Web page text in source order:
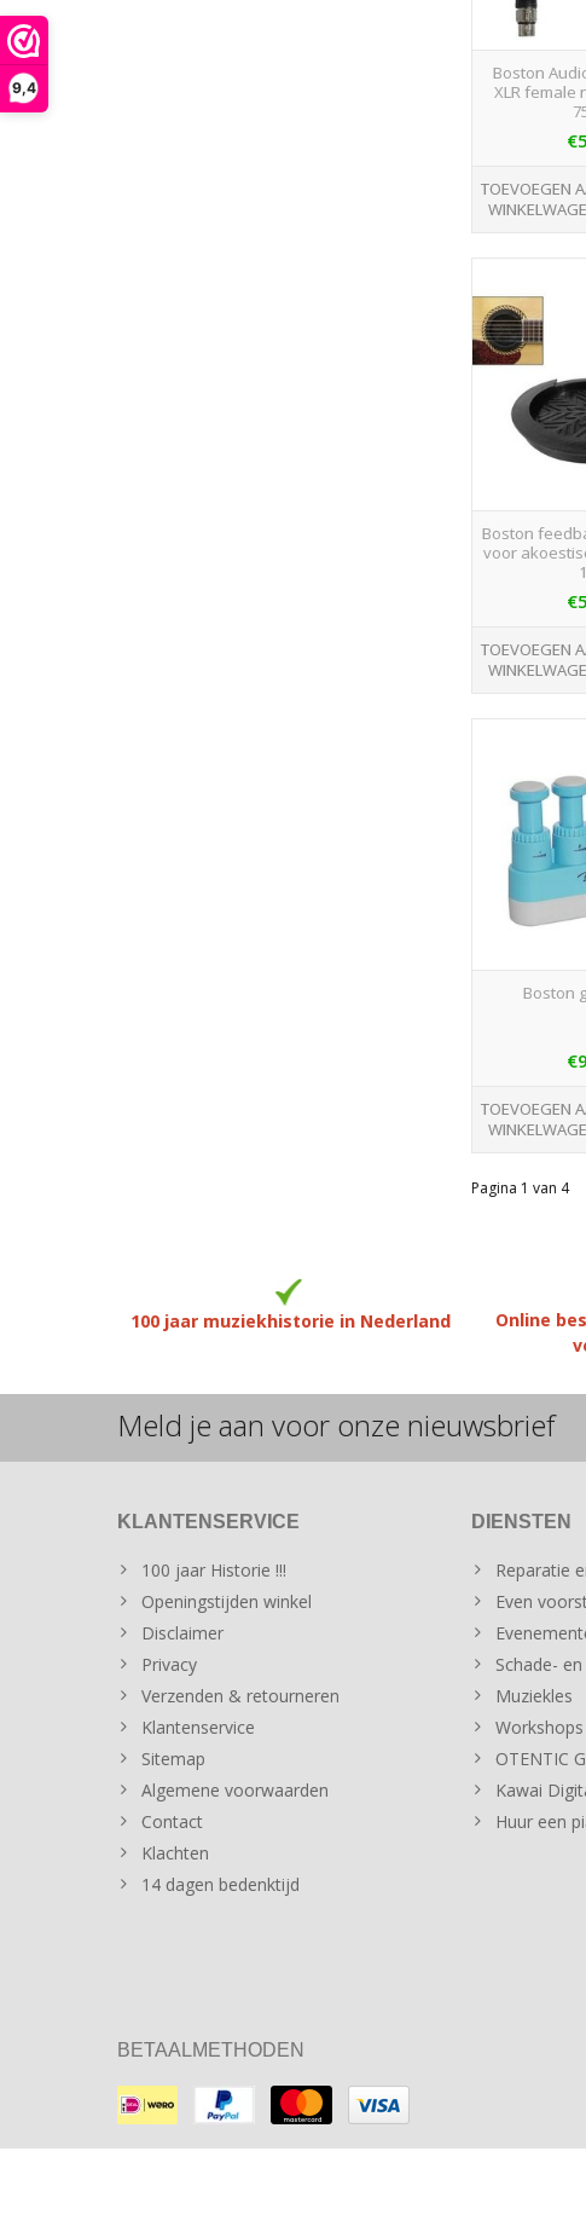
9,4
Boston
XLR female
TOEVOEGEN
Boston
voor
TOEVOEGEN
Boston
TOEVOEGEN
Pagina 1 van 4
100 jaar muziekhistorie in Nederland
Online
Meld je aan voor onze nieuwsbrief
KLANTENSERVICE
100 jaar Historie !!!
Openingstijden winkel
Disclaimer
Privacy
Verzenden & retourneren
Klantenservice
Sitemap
Algemene voorwaarden
Contact
Klachten
14 dagen bedenktijd
DIENSTEN
Reparatie
Even
Schade-
Muziekles
OTENTIC
Kawai
Huur een
BETAALMETHODEN